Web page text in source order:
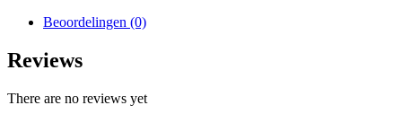
Beoordelingen (0)
Reviews
There are no reviews yet